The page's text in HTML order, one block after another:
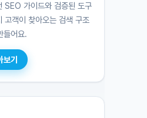
SEO 가이드와 검증된 도구
고객이 찾아오는 검색 구조
들어요.
보기